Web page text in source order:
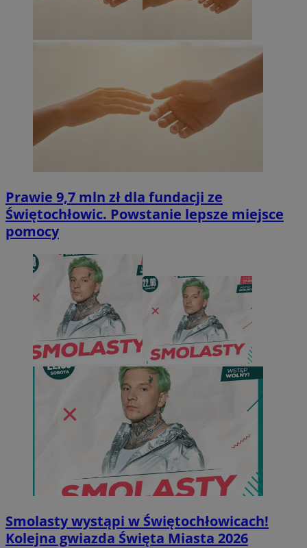
Prawie 9,7 mln zł dla fundacji ze
Świętochłowic. Powstanie lepsze miejsce
pomocy
Smolasty wystąpi w Świętochłowicach!
Kolejna gwiazda Święta Miasta 2026